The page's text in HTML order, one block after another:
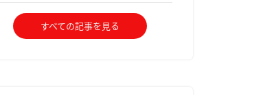
すべての記事を見る